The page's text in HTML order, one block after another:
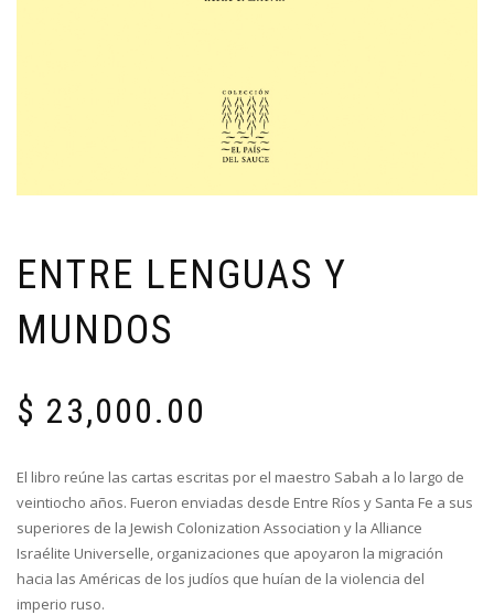
ENTRE LENGUAS Y
MUNDOS
$ 23,000.00
El libro reúne las cartas escritas por el maestro Sabah a lo largo de
veintiocho años. Fueron enviadas desde Entre Ríos y Santa Fe a sus
superiores de la Jewish Colonization Association y la Alliance
Israélite Universelle, organizaciones que apoyaron la migración
hacia las Américas de los judíos que huían de la violencia del
imperio ruso.